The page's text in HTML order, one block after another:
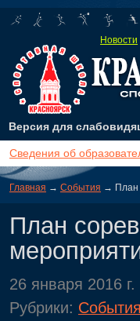
Новости
Версия для
Сведения об
Главная → События → План
План
26 января 2016 г.
Рубрики: События